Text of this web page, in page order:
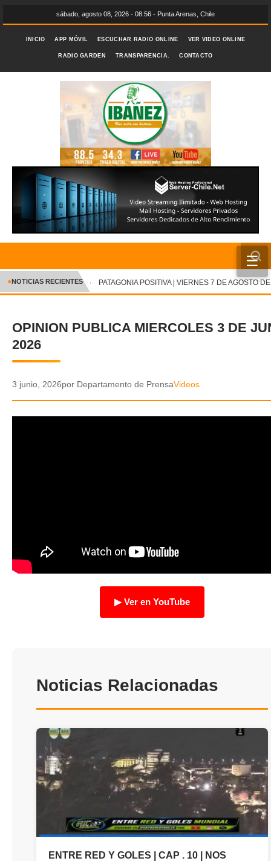
sábado, agosto 08, 2026 - 08:56 - Punta Arenas, Chile
INICIO APP MÓVIL ESCUCHAR RADIO ONLINE VER VIDEO ONLINE
RADIO GARDEN TRANSPARENCIA. CONTACTO
☰
INICIO
CRÓNICA
DEPORTES
POLICIAL
TRANSPARENCIA
✕
●NOTICIAS RECIENTES PATAGONIA POSITIVA | VIERNES 7 DE AGOSTO DE
OPINION PUBLICA MIERCOLES 3 DE
2026
3 junio, 2026por Departamento de PrensaVideos
▶ Ver en YouTube
Noticias Relacionadas
ENTRE RED Y GOLES | CAP . 10 | NOS